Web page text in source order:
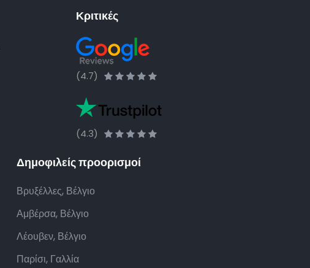
Κριτικές
(4.7)
(4.3)
Δημοφιλείς προορισμοί
Βρυξέλλες, Βέλγιο
Αμβέρσα, Βέλγιο
Λέουβεν, Βέλγιο
Παρίσι, Γαλλία